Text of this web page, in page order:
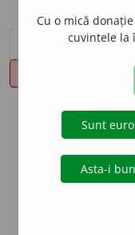
sinteza definițiilor (1)
info
Cu o mică
cuvintele la